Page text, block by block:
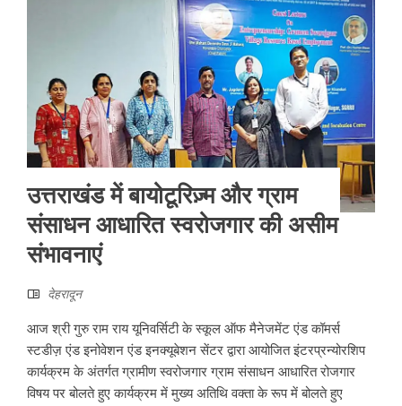
उत्तराखंड में बायोटूरिज़्म और ग्राम
संसाधन आधारित स्वरोजगार की असीम
संभावनाएं
देहरादून
आज श्री गुरु राम राय यूनिवर्सिटी के स्कूल ऑफ मैनेजमेंट एंड कॉमर्स
स्टडीज़ एंड इनोवेशन एंड इनक्यूबेशन सेंटर द्वारा आयोजित इंटरप्रन्योरशिप
कार्यक्रम के अंतर्गत ग्रामीण स्वरोजगार ग्राम संसाधन आधारित रोजगार
विषय पर बोलते हुए कार्यक्रम में मुख्य अतिथि वक्ता के रूप में बोलते हुए